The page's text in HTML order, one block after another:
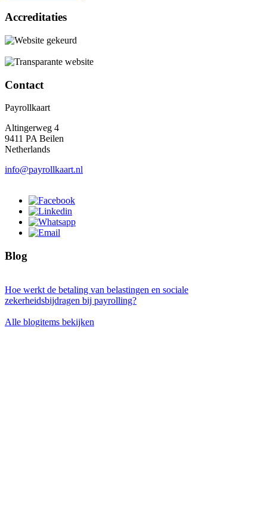
Accreditaties
Contact
Payrollkaart
Altingerweg 4
9411 PA Beilen
Netherlands
info@payrollkaart.nl
Blog
Hoe werkt de betaling van belastingen en sociale
zekerheidsbijdragen bij payrolling?
Alle blogitems bekijken